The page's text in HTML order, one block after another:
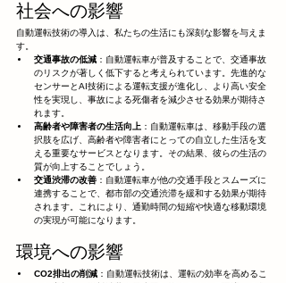
社会への影響
自動運転技術の導入は、私たちの生活にも深刻な影響を与えま
す。
交通事故の低減 ：自動運転車が普及することで、交通事故
のリスクが著しく低下すると考えられています。先進的な
センサーとAI技術による運転支援が進化し、より高い安全
性を実現し、事故による死傷者を減少させる効果が期待さ
れます。
高齢者や障害者の生活向上 ：自動運転車は、移動手段の選
択肢を広げ、高齢者や障害者にとっての自立した生活を支
える重要なサービスとなります。その結果、彼らの生活の
質が向上することでしょう。
交通渋滞の改善 ：自動運転車が他の交通手段とスムーズに
連携することで、都市部の交通渋滞を緩和する効果が期待
されます。これにより、通勤時間の短縮や快適な移動環境
の実現が可能になります。
環境への影響
CO2排出の削減 ：自動運転技術は、運転の効率を高めるこ